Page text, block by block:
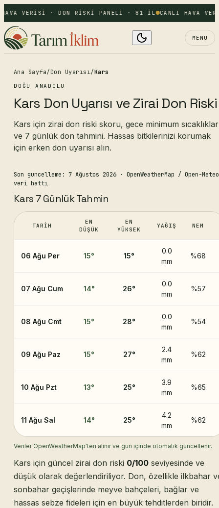
VERISI · DON RISKI PANELI · 81 IL CANLI HAVA
MENU
Ana Sayfa/Don Uyarısı/Kars
DOĞU ANADOLU
Kars Don Uyarısı ve Zirai Don Riski
Kars için zirai don riski skoru, gece minimum
ve 7 günlük don tahmini. Hassas bitkilerinizi korumak
için erken don uyarısı alın.
Son güncelleme: 7 Ağustos 2026 · OpenWeatherMap / Open-Meteo
veri hattı
Kars 7 Günlük Tahmin
TARIH
EN
DÜŞÜK
EN
YÜKSEK
YAĞIŞ NEM
06 Ağu Per 15° 15°
0.0
mm
%68
07 Ağu Cum 14° 26°
0.0
mm
%57
08 Ağu Cmt 15° 28°
0.0
mm
%54
09 Ağu Paz 15° 27°
2.4
mm
%62
10 Ağu Pzt 13° 25°
3.9
mm
%65
11 Ağu Sal 14° 25°
4.2
mm
%62
Veriler OpenWeatherMap'ten alınır ve gün içinde otomatik güncellenir.
Kars için güncel zirai don riski 0/100 seviyesinde ve
düşük olarak değerlendiriliyor. Don, özellikle ilkbahar
sonbahar geçişlerinde meyve bahçeleri, bağlar ve
hassas sebze fideleri için en büyük tehditlerden biridir.